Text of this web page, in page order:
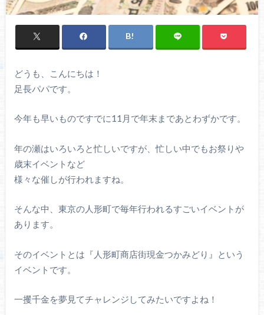
どうも、こんにちは！
足長パパです。
今年も早いものですでに11月で年末まであとわずかです。
年の瀬はいろいろと忙しいですが、忙しい中でもお祭りや
歳末イベントなど
様々な催しが行われますね。
そんな中、東京の人形町で毎年行われるすごいイベントが
あります。
そのイベントとは『人形町商店街現金つかみどり』という
イベントです。
一攫千金を夢見てチャレンジしてみたいですよね！